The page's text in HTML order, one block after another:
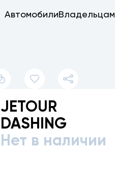
АвтомобилиВладельцам
JETOUR
DASHING
Нет в наличии